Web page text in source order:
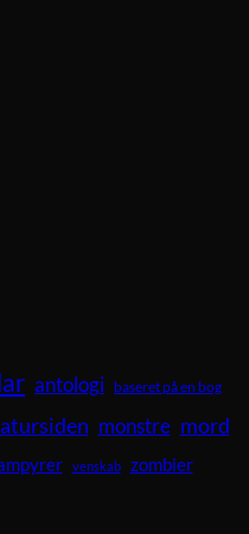
antologi baseret på en bog
monstre mord
venskab zombier